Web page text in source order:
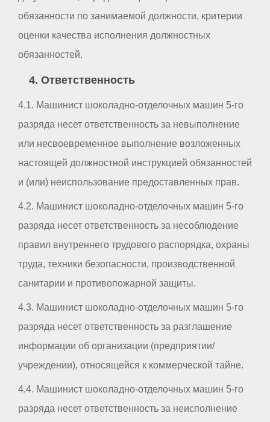
обязанности по занимаемой должности, критерии
оценки качества исполнения должностных
обязанностей.
4. Ответственность
4.1. Машинист шоколадно-отделочных машин 5-го
разряда несет ответственность за невыполнение
или несвоевременное выполнение возложенных
настоящей должностной инструкцией обязанностей
и (или) неиспользование предоставленных прав.
4.2. Машинист шоколадно-отделочных машин 5-го
разряда несет ответственность за несоблюдение
правил внутреннего трудового распорядка, охраны
труда, техники безопасности, производственной
санитарии и противопожарной защиты.
4.3. Машинист шоколадно-отделочных машин 5-го
разряда несет ответственность за разглашение
информации об организации (предприятии/
учреждении), относящейся к коммерческой тайне.
4.4. Машинист шоколадно-отделочных машин 5-го
разряда несет ответственность за неисполнение